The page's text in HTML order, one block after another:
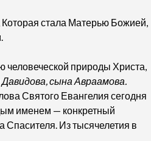
Которая стала Матерью Божией,
человеческой природы Христа,
сына Авраамова.
Святого Евангелия сегодня
именем — конкретный
Спасителя. Из тысячелетия в